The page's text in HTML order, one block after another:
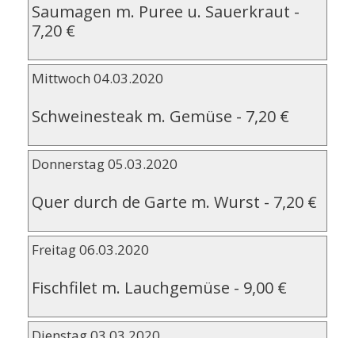
Saumagen m. Puree u. Sauerkraut -
7,20 €
Mittwoch 04.03.2020
Schweinesteak m. Gemüse - 7,20 €
Donnerstag 05.03.2020
Quer durch de Garte m. Wurst - 7,20 €
Freitag 06.03.2020
Fischfilet m. Lauchgemüse - 9,00 €